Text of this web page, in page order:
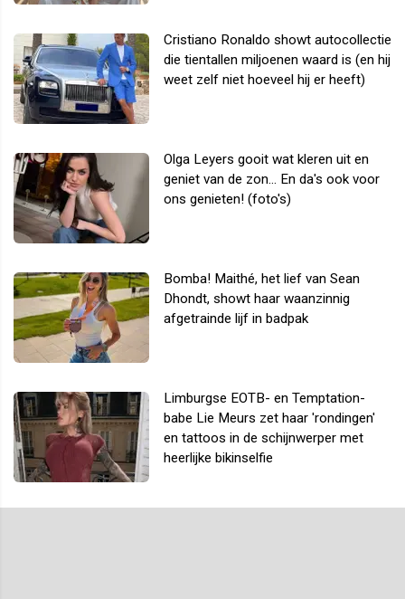
Cristiano Ronaldo showt autocollectie
die tientallen miljoenen waard is (en hij
weet zelf niet hoeveel hij er heeft)
Olga Leyers gooit wat kleren uit en
geniet van de zon... En da's ook voor
ons genieten! (foto's)
Bomba! Maithé, het lief van Sean
Dhondt, showt haar waanzinnig
afgetrainde lijf in badpak
Limburgse EOTB- en Temptation-
babe Lie Meurs zet haar 'rondingen'
en tattoos in de schijnwerper met
heerlijke bikinselfie